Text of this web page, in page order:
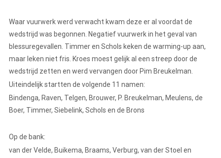
Waar vuurwerk werd verwacht kwam deze er al voordat de
wedstrijd was begonnen. Negatief vuurwerk in het geval van
blessuregevallen. Timmer en Schols keken de warming-up aan,
maar leken niet fris. Kroes moest gelijk al een streep door de
wedstrijd zetten en werd vervangen door Pim Breukelman.
Uiteindelijk startten de volgende 11 namen:
Bindenga, Raven, Telgen, Brouwer, P. Breukelman, Meulens, de
Boer, Timmer, Siebelink, Schols en de Brons
Op de bank:
van der Velde, Buikema, Braams, Verburg, van der Stoel en